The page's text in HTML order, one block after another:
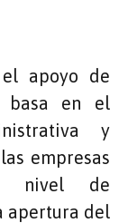
apoyo de
basa en el
y
empresas
nivel de
apertura del